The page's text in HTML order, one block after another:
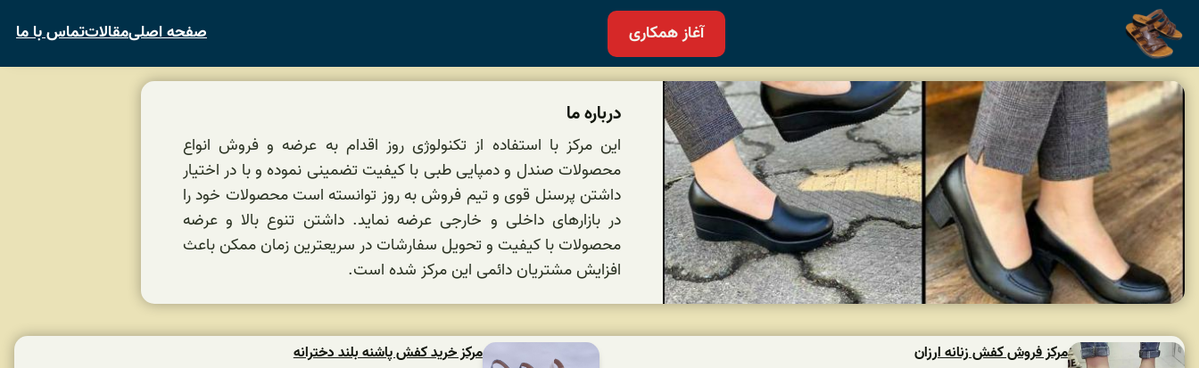
آغاز همکاری صفحه اصلیمقالاتتماس با ما
درباره ما
این مرکز با استفاده از تکنولوژی روز اقدام به عرضه و فروش انواع
محصولات صندل و دمپایی طبی با کیفیت تضمینی نموده و با در اختیار
داشتن پرسنل قوی و تیم فروش به روز توانسته است محصولات خود را
در بازارهای داخلی و خارجی عرضه نماید. داشتن تنوع بالا و عرضه
محصولات با کیفیت و تحویل سفارشات در سریعترین زمان ممکن باعث
افزایش مشتریان دائمی این مرکز شده است.
مرکز فروش کفش زنانه ارزان مرکز خرید کفش پاشنه بلند دخترانه